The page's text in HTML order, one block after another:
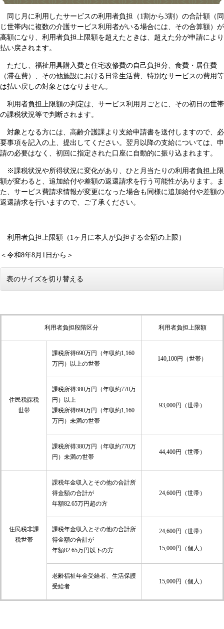
同じ月に利用したサービスの利用者負担（1割から3割）の合計額（同
じ世帯内に複数の介護サービス利用者がいる場合には、その合算額）が
高額になり、利用者負担上限額を超えたときは、超えた分が申請により
払い戻されます。
ただし、福祉用具購入費と住宅改修費の自己負担分、食費・居住費
（滞在費）、その他施設における日常生活費、特別なサービスの費用等
は払い戻しの対象とはなりません。
利用者負担上限額の判定は、サービス利用月ごとに、その初日の世帯
の課税状況等で判断されます。
対象となる方には、高齢介護課より支給申請書を送付しますので、必
要事項を記入の上、提出してください。翌月以降の支給については、申
請の必要はなく、初回に指定された口座に自動的に振り込まれます。
※課税状況や所得状況に変化があり、ひと月当たりの利用者負担上限
額が変わると、追加給付や差額の返還請求を行う可能性があります。ま
た、サービス費請求情報が変更になった場合も同様に追加給付や差額の
返還請求を行いますので、ご了承ください。
利用者負担上限額（1ヶ月に本人が負担する金額の上限）
＜令和8年8月1日から＞
表のサイズを切り替える
利用者負担段階区分 利用者負担上限額
住民税課税
世帯
課税所得690万円（年収約1,160
万円）以上の世帯
140,100円（世帯）
課税所得380万円（年収約770万
円）以上
課税所得690万円（年収約1,160
万円）未満の世帯
93,000円（世帯）
課税所得380万円（年収約770万
円）未満の世帯
44,400円（世帯）
住民税非課
税世帯
課税年金収入とその他の合計所
得金額の合計が
年額82.65万円超の方
24,600円（世帯）
課税年金収入とその他の合計所
得金額の合計が
年額82.65万円以下の方
24,600円（世帯）
15,000円（個人）
老齢福祉年金受給者、生活保護
受給者
15,000円（個人）